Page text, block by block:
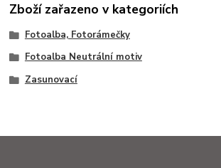
Zboží zařazeno v kategoriích
Fotoalba, Fotorámečky
Fotoalba Neutrální motiv
Zasunovací